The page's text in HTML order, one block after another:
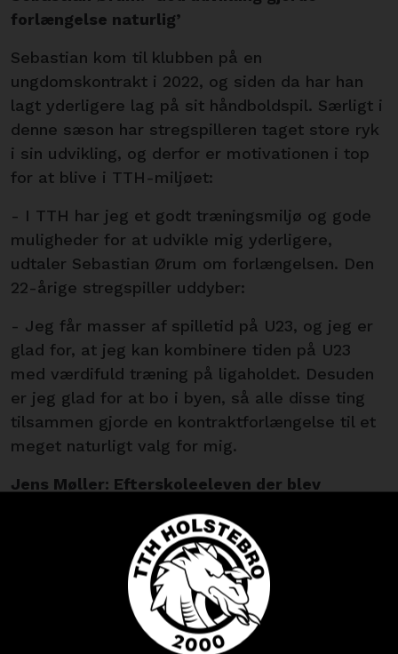
Køb dine billetter og
forlængelse naturlig’
Sebastian kom til klubben på en
ungdomskontrakt i 2022, og siden da har han
lagt yderligere lag på sit håndboldspil. Særligt i
denne sæson har stregspilleren taget store ryk
i sin udvikling, og derfor er motivationen i top
for at blive i TTH-miljøet:
- I TTH har jeg et godt træningsmiljø og gode
muligheder for at udvikle mig yderligere,
udtaler Sebastian Ørum om forlængelsen. Den
22-årige stregspiller uddyber:
- Jeg får masser af spilletid på U23, og jeg er
glad for, at jeg kan kombinere tiden på U23
med værdifuld træning på ligaholdet. Desuden
er jeg glad for at bo i byen, så alle disse ting
tilsammen gjorde en kontraktforlængelse til et
meget naturligt valg for mig.
Jens Møller: Efterskoleeleven der blev
Højre fløjen Jens Møller har været en del af
Holstebro Elitesport og TTH Ungdom de
seneste fire år.
Et ophold på Idrætsefterskolen Lægården i
Kunne en TTH
spillertrøje friste?